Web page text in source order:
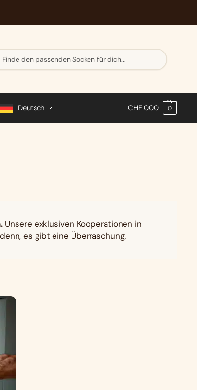
ch
Deutsch CHF0.00 0
Unsere exklusiven Kooperationen in
es gibt eine Überraschung.